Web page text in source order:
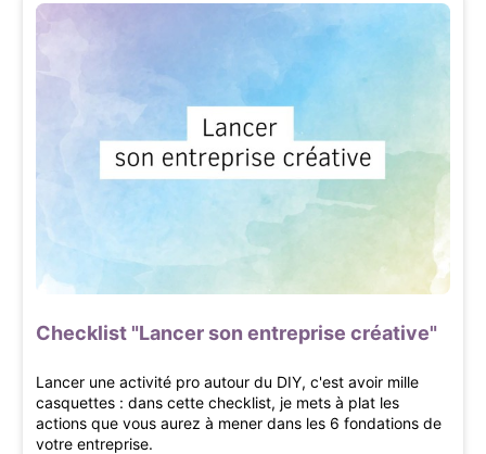
Checklist "Lancer son entreprise créative"
Lancer une activité pro autour du DIY, c'est avoir mille
casquettes : dans cette checklist, je mets à plat les
actions que vous aurez à mener dans les 6 fondations de
votre entreprise.